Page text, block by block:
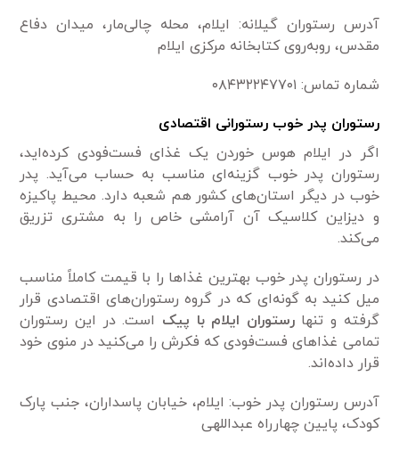
آدرس رستوران گیلانه: ایلام، محله چالی‌مار، میدان دفاع
مقدس، روبه‌روی کتابخانه مرکزی ایلام
شماره تماس: ۰۸۴۳۲۲۴۷۷۰۱
رستوران پدر خوب رستورانی اقتصادی
اگر در ایلام هوس خوردن یک غذای فست‌فودی کرده‌اید،
رستوران پدر خوب گزینه‌ای مناسب به حساب می‌آید. پدر
خوب در دیگر استان‌های کشور هم شعبه دارد. محیط پاکیزه
و دیزاین کلاسیک آن آرامشی خاص را به مشتری تزریق
می‌کند.
در رستوران پدر خوب بهترین غذاها را با قیمت کاملاً مناسب
میل کنید به گونه‌ای که در گروه رستوران‌های اقتصادی قرار
گرفته و تنهارستوران ایلام با پیک است. در این رستوران
تمامی غذاهای فست‌فودی که فکرش را می‌کنید در منوی خود
قرار داده‌اند.
آدرس رستوران پدر خوب: ایلام، خیابان پاسداران، جنب پارک
کودک، پایین چهارراه عبداللهی